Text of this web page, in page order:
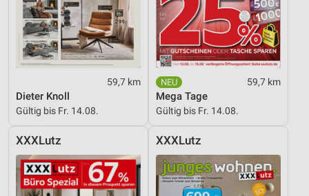
59,7 km
Dieter Knoll
Gültig bis Fr. 14.08.
59,7 km
Mega Tage
Gültig bis Fr. 14.08.
XXXLutz XXXLutz